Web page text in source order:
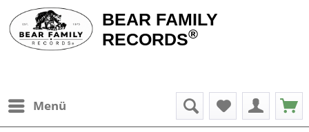
BEAR FAMILY
RECORDS®
Menü